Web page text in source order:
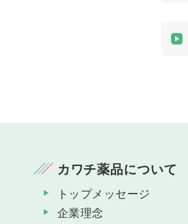
カワチ薬品について
トップメッセージ
企業理念